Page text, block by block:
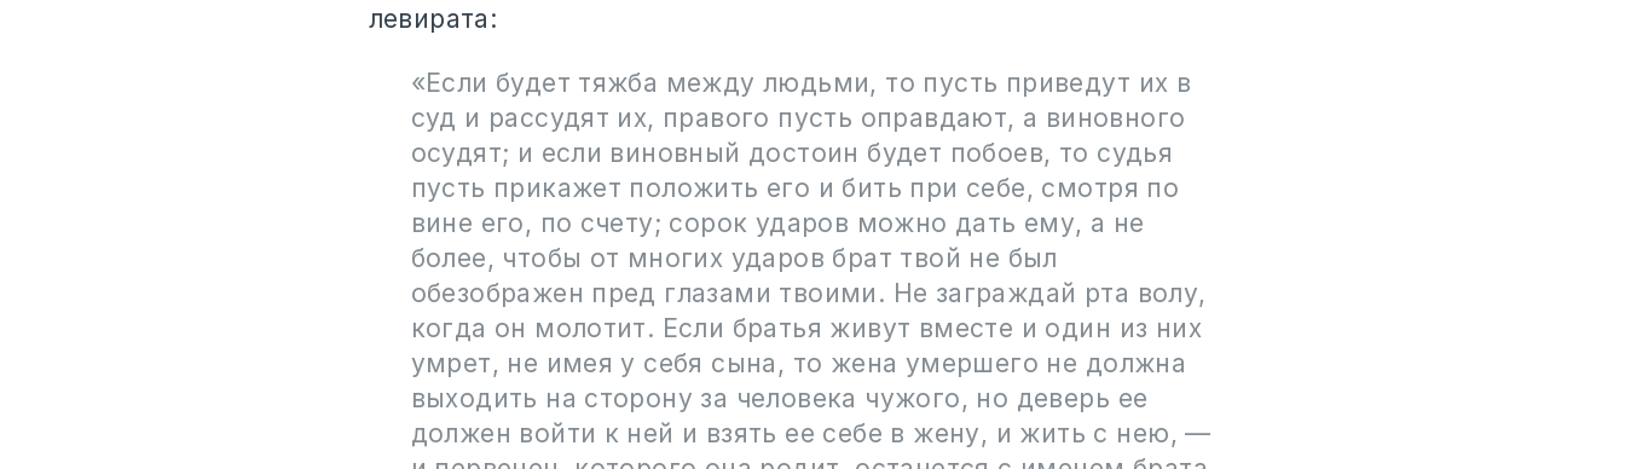
левирата:
«Если будет тяжба между людьми, то пусть приведут их в
суд и рассудят их, правого пусть оправдают, а виновного
осудят; и если виновный достоин будет побоев, то судья
пусть прикажет положить его и бить при себе, смотря по
вине его, по счету; сорок ударов можно дать ему, а не
более, чтобы от многих ударов брат твой не был
обезображен пред глазами твоими. Не заграждай рта волу,
когда он молотит. Если братья живут вместе и один из них
умрет, не имея у себя сына, то жена умершего не должна
выходить на сторону за человека чужого, но деверь ее
должен войти к ней и взять ее себе в жену, и жить с нею, —